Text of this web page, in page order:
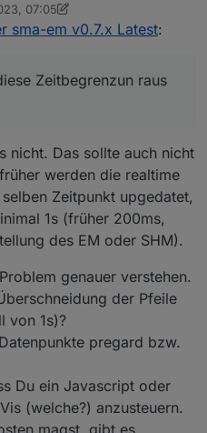
die Zeitbegrenzung
kleiner zu machen.
07:05
8. Mai 2023, 15:08
sma-em v0.7.x Latest:
Zeitbegrenzun raus
nicht. Das sollte auch nicht
werden die realtime
Zeitpunkt upgedatet,
1s (früher 200ms,
des EM oder SHM).
genauer verstehen.
der Pfeile
von 1s)?
pregard bzw.
Du ein Javascript oder
(welche?) anzusteuern.